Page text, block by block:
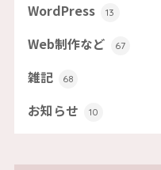
WordPress 13
Web制作など 67
雑記 68
お知らせ 10